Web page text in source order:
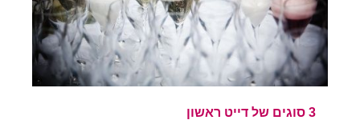
3 סוגים של דייט ראשון